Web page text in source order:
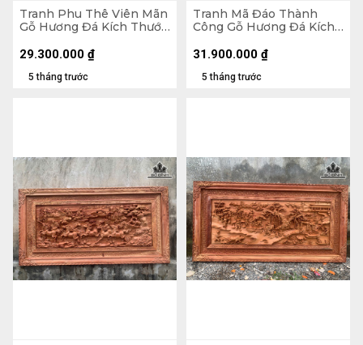
Tranh Phu Thê Viên Mãn
Gỗ Hương Đá Kích Thước
5 tháng trước
29.300.000 ₫
Tranh Mã Đáo Thành
Công Gỗ Hương Đá Kích
5 tháng trước
31.900.000 ₫